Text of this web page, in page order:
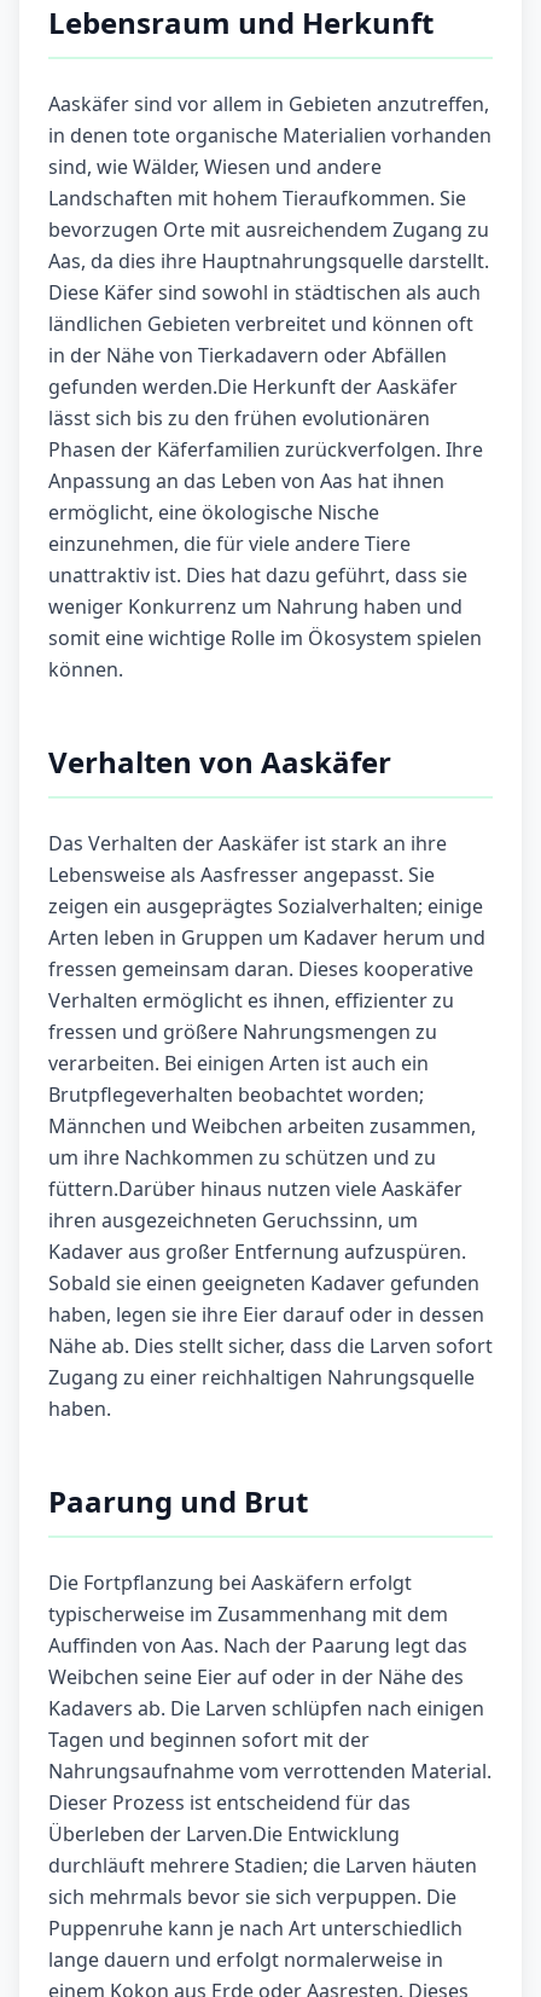
Lebensraum und Herkunft
Aaskäfer sind vor allem in Gebieten anzutreffen,
in denen tote organische Materialien vorhanden
sind, wie Wälder, Wiesen und andere
Landschaften mit hohem Tieraufkommen. Sie
bevorzugen Orte mit ausreichendem Zugang zu
Aas, da dies ihre Hauptnahrungsquelle darstellt.
Diese Käfer sind sowohl in städtischen als auch
ländlichen Gebieten verbreitet und können oft
in der Nähe von Tierkadavern oder Abfällen
gefunden werden.Die Herkunft der Aaskäfer
lässt sich bis zu den frühen evolutionären
Phasen der Käferfamilien zurückverfolgen. Ihre
Anpassung an das Leben von Aas hat ihnen
ermöglicht, eine ökologische Nische
einzunehmen, die für viele andere Tiere
unattraktiv ist. Dies hat dazu geführt, dass sie
weniger Konkurrenz um Nahrung haben und
somit eine wichtige Rolle im Ökosystem spielen
können.
Verhalten von Aaskäfer
Das Verhalten der Aaskäfer ist stark an ihre
Lebensweise als Aasfresser angepasst. Sie
zeigen ein ausgeprägtes Sozialverhalten; einige
Arten leben in Gruppen um Kadaver herum und
fressen gemeinsam daran. Dieses kooperative
Verhalten ermöglicht es ihnen, effizienter zu
fressen und größere Nahrungsmengen zu
verarbeiten. Bei einigen Arten ist auch ein
Brutpflegeverhalten beobachtet worden;
Männchen und Weibchen arbeiten zusammen,
um ihre Nachkommen zu schützen und zu
füttern.Darüber hinaus nutzen viele Aaskäfer
ihren ausgezeichneten Geruchssinn, um
Kadaver aus großer Entfernung aufzuspüren.
Sobald sie einen geeigneten Kadaver gefunden
haben, legen sie ihre Eier darauf oder in dessen
Nähe ab. Dies stellt sicher, dass die Larven sofort
Zugang zu einer reichhaltigen Nahrungsquelle
haben.
Paarung und Brut
Die Fortpflanzung bei Aaskäfern erfolgt
typischerweise im Zusammenhang mit dem
Auffinden von Aas. Nach der Paarung legt das
Weibchen seine Eier auf oder in der Nähe des
Kadavers ab. Die Larven schlüpfen nach einigen
Tagen und beginnen sofort mit der
Nahrungsaufnahme vom verrottenden Material.
Dieser Prozess ist entscheidend für das
Überleben der Larven.Die Entwicklung
durchläuft mehrere Stadien; die Larven häuten
sich mehrmals bevor sie sich verpuppen. Die
Puppenruhe kann je nach Art unterschiedlich
lange dauern und erfolgt normalerweise in
einem Kokon aus Erde oder Aasresten. Dieses